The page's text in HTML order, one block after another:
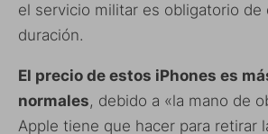
el servicio militar es obligatorio de
duración.
El precio de estos iPhones es
normales, debido a «la mano de
Apple tiene que hacer para retirar